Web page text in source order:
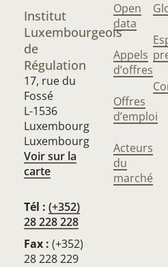
Institut
Luxembourgeois
de
Régulation
17, rue du
Fossé
L-1536
Luxembourg
Luxembourg
Voir sur la
carte
Tél : (+352)
28 228 228
Fax : (+352)
28 228 229
Open
data
Appels
d’offres
Offres
d’emploi
Acteurs
du
marché